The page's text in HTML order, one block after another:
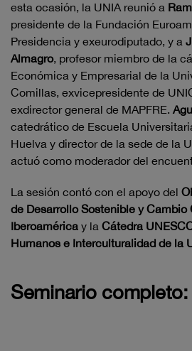
esta ocasión, la UNIA reunió a
presidente de la Fundación
Presidencia y exeurodiputado, y a
Almagro, profesor miembro de la
Económica y Empresarial de la
Comillas, exvicepresidente de
exdirector general de MAPFRE.
catedrático de Escuela
Huelva y director de la sede de la
actuó como moderador del
La sesión contó con el apoyo del
de Desarrollo Sostenible y
Iberoamérica y la Cátedra
Humanos e Interculturalidad de la
Seminario completo: